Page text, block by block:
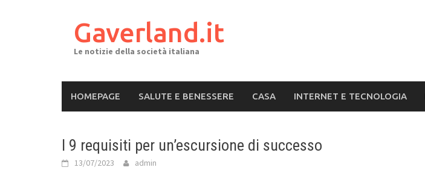
Gaverland.it
Le notizie della società italiana
HOMEPAGE SALUTE E BENESSERE CASA INTERNET E TECNOLOGIA
I 9 requisiti per un’escursione di successo
13/07/2023 admin